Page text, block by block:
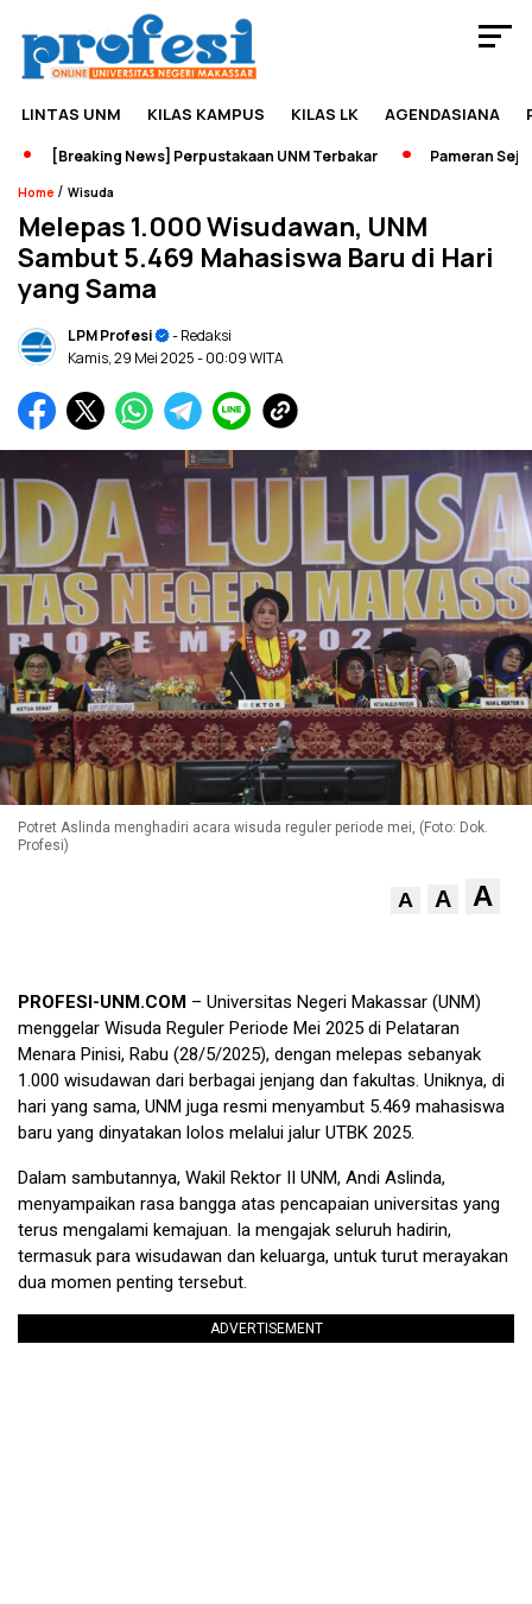
LINTAS UNM KILAS KAMPUS KILAS LK AGENDASIANA
[Breaking News] Perpustakaan UNM Terbakar Pameran Sejarah
Home / Wisuda
Melepas 1.000 Wisudawan, UNM
Sambut 5.469 Mahasiswa Baru di Hari
yang Sama
LPM Profesi
- Redaksi
Kamis, 29 Mei 2025- 00:09 WITA
Potret Aslinda menghadiri acara wisuda reguler periode mei, (Foto: Dok.
Profesi)
A A A
PROFESI-UNM.COM – Universitas Negeri Makassar (UNM)
menggelar Wisuda Reguler Periode Mei 2025 di Pelataran
Menara Pinisi, Rabu (28/5/2025), dengan melepas sebanyak
1.000 wisudawan dari berbagai jenjang dan fakultas. Uniknya, di
hari yang sama, UNM juga resmi menyambut 5.469 mahasiswa
baru yang dinyatakan lolos melalui jalur UTBK 2025.
Dalam sambutannya, Wakil Rektor II UNM, Andi Aslinda,
menyampaikan rasa bangga atas pencapaian universitas yang
terus mengalami kemajuan. Ia mengajak seluruh hadirin,
termasuk para wisudawan dan keluarga, untuk turut merayakan
dua momen penting tersebut.
ADVERTISEMENT